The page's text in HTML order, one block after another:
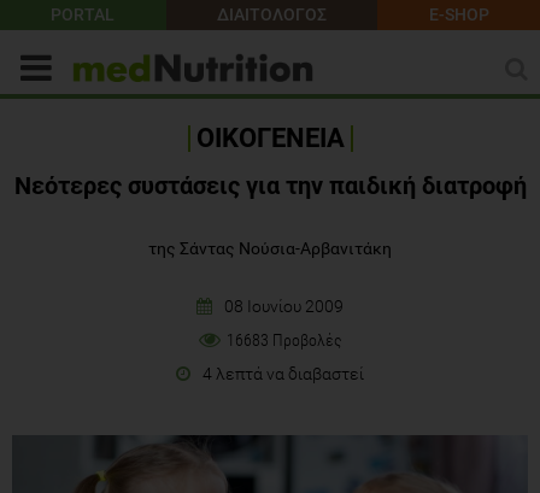
PORTAL ΔΙΑΙΤΟΛΟΓΟΣ E-SHOP
ΟΙΚΟΓΕΝΕΙΑ
Νεότερες συστάσεις για την παιδική διατροφή
της Σάντας Νούσια-Αρβανιτάκη
08 Ιουνίου 2009
16683 Προβολές
4 λεπτά να διαβαστεί